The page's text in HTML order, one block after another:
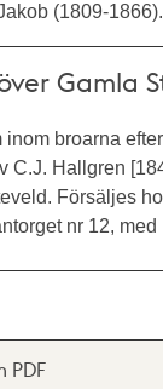
(1809-1866).
Gamla
inom broarna
C.J. Hallgren
Försäljes
nr 12, med
PDF